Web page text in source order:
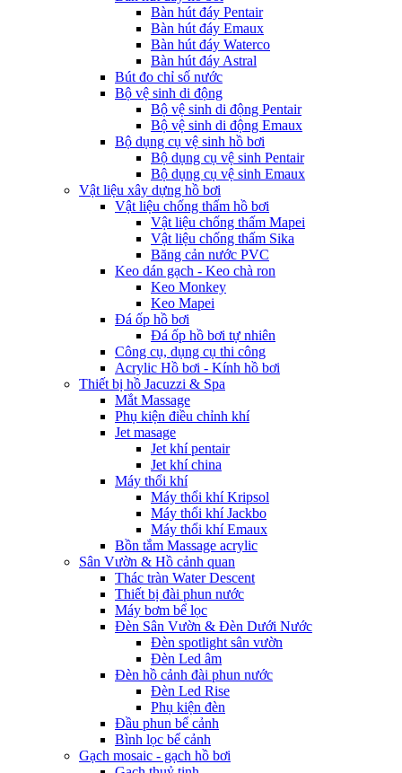
Bàn hút đáy Pentair
Bàn hút đáy Emaux
Bàn hút đáy Waterco
Bàn hút đáy Astral
Bút đo chỉ số nước
Bộ vệ sinh di động
Bộ vệ sinh di động Pentair
Bộ vệ sinh di động Emaux
Bộ dụng cụ vệ sinh hồ bơi
Bộ dụng cụ vệ sinh Pentair
Bộ dụng cụ vệ sinh Emaux
Vật liệu xây dựng hồ bơi
Vật liệu chống thấm hồ bơi
Vật liệu chống thấm Mapei
Vật liệu chống thấm Sika
Băng cản nước PVC
Keo dán gạch - Keo chà ron
Keo Monkey
Keo Mapei
Đá ốp hồ bơi
Đá ốp hồ bơi tự nhiên
Công cụ, dụng cụ thi công
Acrylic Hồ bơi - Kính hồ bơi
Thiết bị hồ Jacuzzi & Spa
Mắt Massage
Phụ kiện điều chỉnh khí
Jet masage
Jet khí pentair
Jet khí china
Máy thổi khí
Máy thổi khí Kripsol
Máy thổi khí Jackbo
Máy thổi khí Emaux
Bồn tắm Massage acrylic
Sân Vườn & Hồ cảnh quan
Thác tràn Water Descent
Thiết bị đài phun nước
Máy bơm bể lọc
Đèn Sân Vườn & Đèn Dưới Nước
Đèn spotlight sân vườn
Đèn Led âm
Đèn hồ cảnh đài phun nước
Đèn Led Rise
Phụ kiện đèn
Đầu phun bể cảnh
Bình lọc bể cảnh
Gạch mosaic - gạch hồ bơi